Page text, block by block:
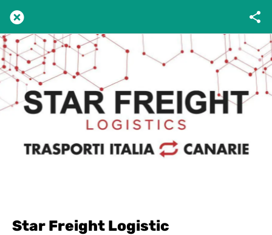
Star Freight Logistic